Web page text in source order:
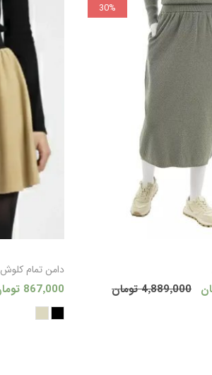
30%
خرید 4٬889٬000 تومان
دامن تمام کلوش
867٬000 تومان